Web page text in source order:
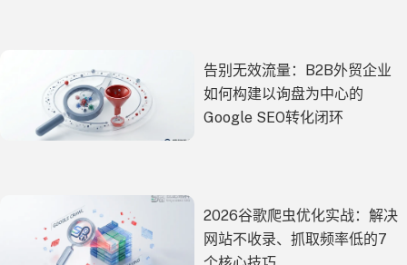
告别无效流量：B2B外贸企业
如何构建以询盘为中心的
Google SEO转化闭环
2026谷歌爬虫优化实战：解决
网站不收录、抓取频率低的7